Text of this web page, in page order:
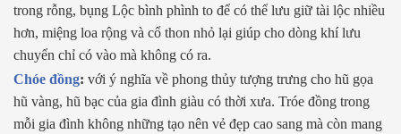
trong rỗng, bụng Lộc bình phình to để có thể lưu giữ tài lộc nhiều
hơn, miệng loa rộng và cổ thon nhỏ lại giúp cho dòng khí lưu
chuyển chỉ có vào mà không có ra.
Chóe đồng: với ý nghĩa về phong thủy tượng trưng cho hũ gọa
hũ vàng, hũ bạc của gia đình giàu có thời xưa. Tróe đồng trong
mỗi gia đình không những tạo nên vẻ đẹp cao sang mà còn mang